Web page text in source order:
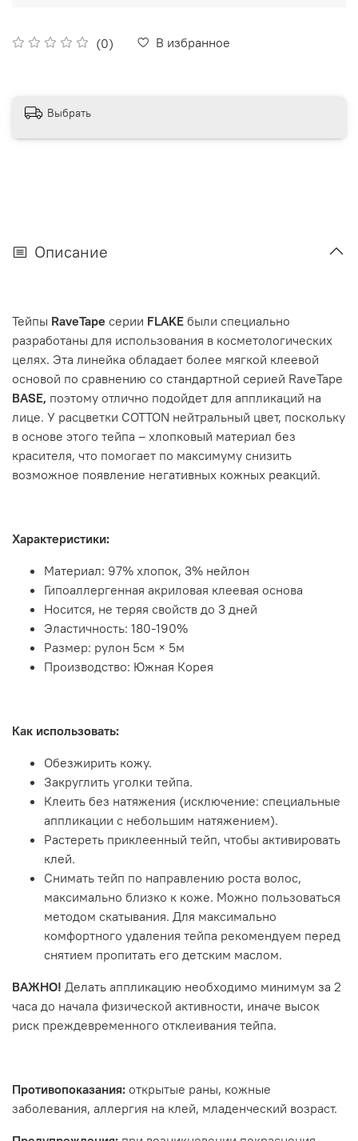
(0) В избранное
Выбрать
Описание
Тейпы RaveTape серии FLAKE были специально
разработаны для использования в косметологических
целях. Эта линейка обладает более мягкой клеевой
основой по сравнению со стандартной серией RaveTape
BASE, поэтому отлично подойдет для аппликаций на
лице. У расцветки COTTON нейтральный цвет, поскольку
в основе этого тейпа – хлопковый материал без
красителя, что помогает по максимуму снизить
возможное появление негативных кожных реакций.
Характеристики:
Материал: 97% хлопок, 3% нейлон
Гипоаллергенная акриловая клеевая основа
Носится, не теряя свойств до 3 дней
Эластичность: 180-190%
Размер: рулон 5см × 5м
Производство: Южная Корея
Как использовать:
Обезжирить кожу.
Закруглить уголки тейпа.
Клеить без натяжения (исключение: специальные
аппликации с небольшим натяжением).
Растереть приклеенный тейп, чтобы активировать
клей.
Снимать тейп по направлению роста волос,
максимально близко к коже. Можно пользоваться
методом скатывания. Для максимально
комфортного удаления тейпа рекомендуем перед
снятием пропитать его детским маслом.
ВАЖНО! Делать аппликацию необходимо минимум за 2
часа до начала физической активности, иначе высок
риск преждевременного отклеивания тейпа.
Противопоказания: открытые раны, кожные
заболевания, аллергия на клей, младенческий возраст.